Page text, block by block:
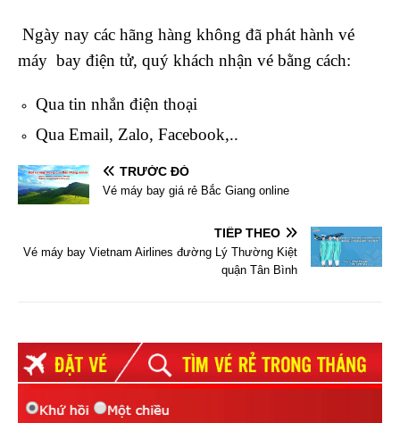
Ngày nay các hãng hàng không đã phát hành vé
máy bay điện tử, quý khách nhận vé bằng cách:
Qua tin nhắn điện thoại
Qua Email, Zalo, Facebook,..
TRƯỚC ĐÓ
Vé máy bay giá rẻ Bắc Giang online
TIẾP THEO
Vé máy bay Vietnam Airlines đường Lý Thường Kiệt
quận Tân Bình